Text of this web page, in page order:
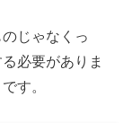
じゃなくっ
必要がありま
す。